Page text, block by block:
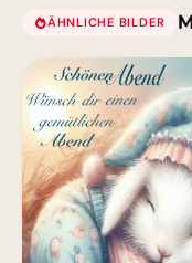
ÄHNLICHE BILDER